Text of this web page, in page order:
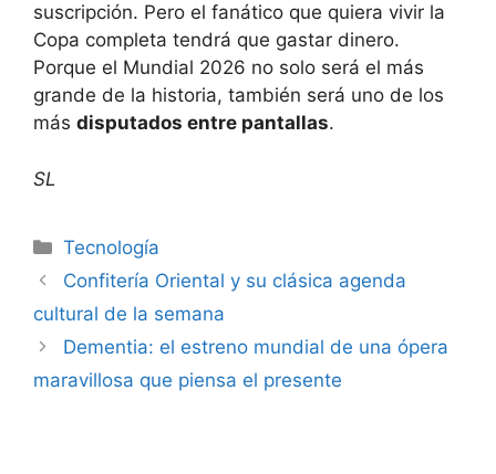
suscripción. Pero el fanático que quiera vivir la
Copa completa tendrá que gastar dinero.
Porque el Mundial 2026 no solo será el más
grande de la historia, también será uno de los
más disputados entre pantallas.
SL
Tecnología
Confitería Oriental y su clásica agenda
cultural de la semana
Dementia: el estreno mundial de una ópera
maravillosa que piensa el presente